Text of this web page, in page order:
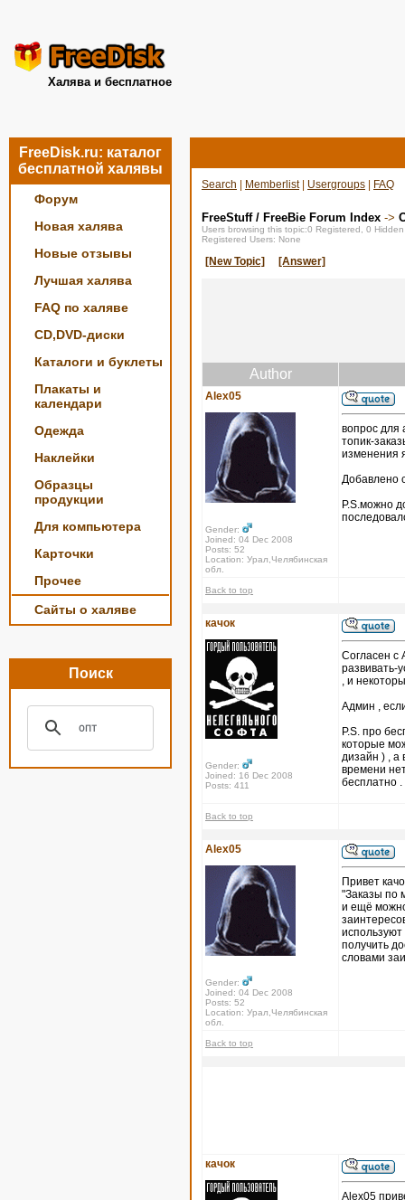
Халява и бесплатное
FreeDisk.ru: каталог
бесплатной халявы
Форум
Новая халява
Новые отзывы
Лучшая халява
FAQ по халяве
CD,DVD-диски
Каталоги и буклеты
Плакаты и
календари
Одежда
Наклейки
Образцы
продукции
Для компьютера
Карточки
Прочее
Сайты о халяве
Поиск
Search Memberlist| Usergroups FAQ
FreeStuff / FreeBie Forum Index ->
Users browsing this topic:0 Registered, 0
Registered Users: None
[New Topic] [Answer]
Author
Alex05
Gender:
Joined: 04 Dec 2008
Posts: 52
Location: Урал,Челябинская
обл.
вопрос для
топик-
изменения
Добавлено
P.S.можно
Back to top
качок
Gender:
Joined: 16 Dec 2008
Posts: 411
Согласен с
развивать-
, и
Админ ,
P.S. про
которые
дизайн ) , а
времени
бесплатно
Back to top
Alex05
Gender:
Joined: 04 Dec 2008
Posts: 52
Location: Урал,Челябинская
обл.
Привет
"Заказы по
и ещё
получить
словами
Back to top
качок
Alex05